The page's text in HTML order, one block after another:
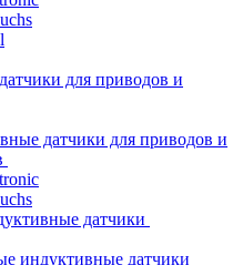
для приводов и
датчики для приводов и
датчики
индуктивные датчики